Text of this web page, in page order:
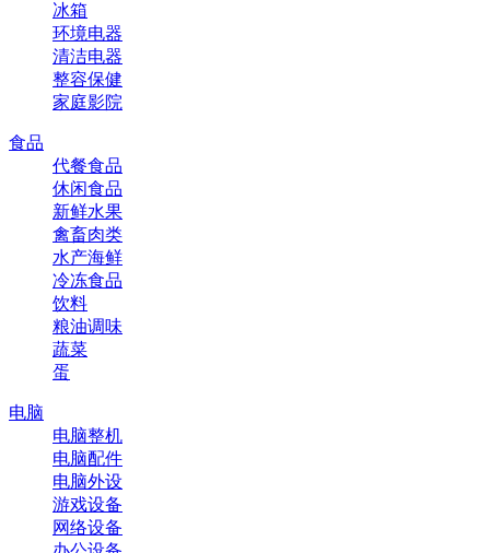
冰箱
环境电器
清洁电器
整容保健
家庭影院
食品
代餐食品
休闲食品
新鲜水果
禽畜肉类
水产海鲜
冷冻食品
饮料
粮油调味
蔬菜
蛋
电脑
电脑整机
电脑配件
电脑外设
游戏设备
网络设备